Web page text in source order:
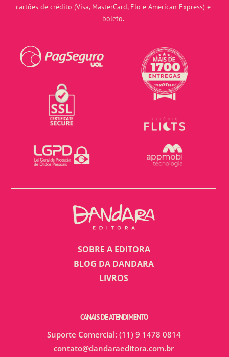
cartões de crédito (Visa, MasterCard, Elo e American Express) e
boleto.
SOBRE A EDITORA
BLOG DA DANDARA
LIVROS
CANAIS DE ATENDIMENTO
Suporte Comercial: (11) 9 1478 0814
contato@dandaraeditora.com.br